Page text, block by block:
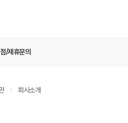
/제휴문의
회사소개